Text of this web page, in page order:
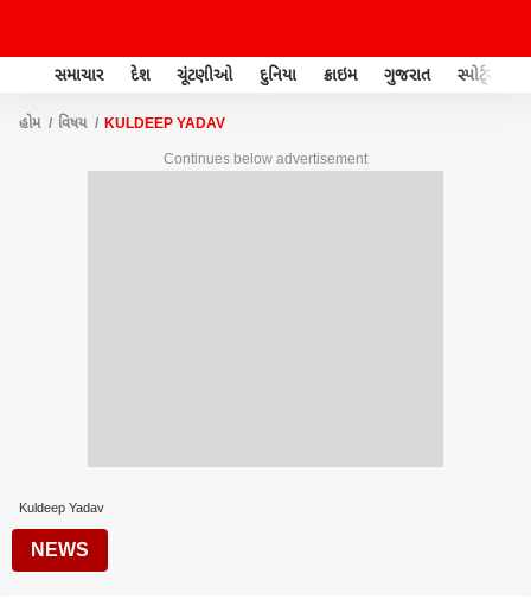
સમાચાર દેશ ચૂંટણીઓ દુનિયા ક્રાઇમ ગુજરાત સ્પોર્ટ્સ
હોમ વિષય KULDEEP YADAV
Continues below advertisement
Kuldeep Yadav
NEWS